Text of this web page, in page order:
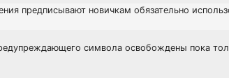
предписывают новичкам обязательно
символа освобождены пока